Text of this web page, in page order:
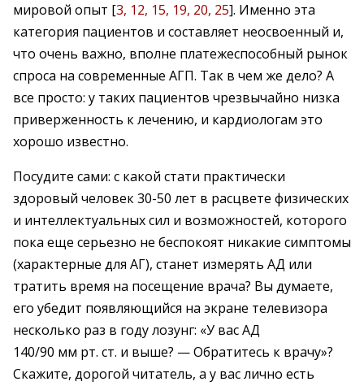
мировой опыт [3, 12, 15, 19, 20, 25]. Именно эта
категория пациентов и составляет неосвоенный и,
что очень важно, вполне платежеспособный рынок
спроса на современные АГП. Так в чем же дело? А
все просто: у таких пациентов чрезвычайно низка
приверженность к лечению, и кардиологам это
хорошо известно.
Посудите сами: с какой стати практически
здоровый человек 30-50 лет в расцвете физических
и интеллектуальных сил и возможностей, которого
пока еще серьезно не беспокоят никакие симптомы
(характерные для АГ), станет измерять АД или
тратить время на посещение врача? Вы думаете,
его убедит появляющийся на экране телевизора
несколько раз в году лозунг: «У вас АД
140/90 мм рт. ст. и выше? — Обратитесь к врачу»?
Скажите, дорогой читатель, а у вас лично есть